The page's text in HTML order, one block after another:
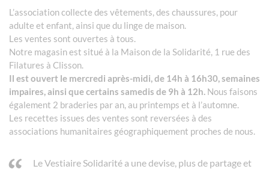
L’association collecte des vêtements, des chaussures, pour
adulte et enfant, ainsi que du linge de maison.
Les ventes sont ouvertes à tous.
Notre magasin est situé à la Maison de la Solidarité, 1 rue des
Filatures à Clisson.
Il est ouvert le mercredi après-midi, de 14h à 16h30, semaines
impaires, ainsi que certains samedis de 9h à 12h. Nous faisons
également 2 braderies par an, au printemps et à l’automne.
Les recettes issues des ventes sont reversées à des
associations humanitaires géographiquement proches de nous.
Le Vestiaire Solidarité a une devise, plus de partage et